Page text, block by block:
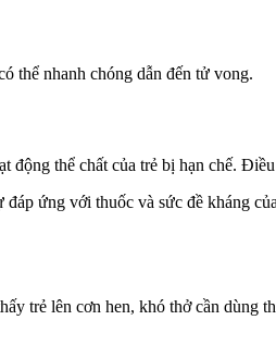
thể nhanh chóng dẫn đến tử vong.
thể chất của trẻ bị hạn chế.
ứng với thuốc và sức đề kháng
trẻ lên cơn hen, khó thở cần